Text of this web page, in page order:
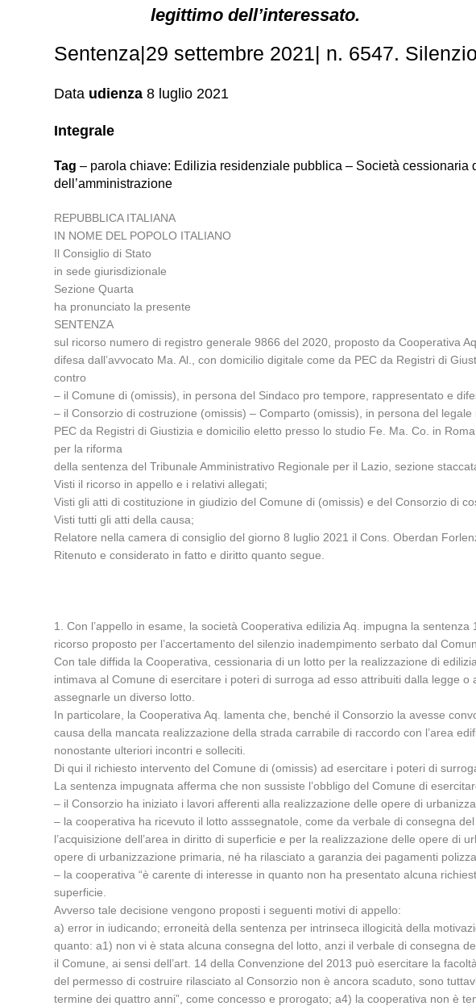
legittimo dell’interessato.
Sentenza|29 settembre 2021| n. 6547.
Data udienza 8 luglio 2021
Integrale
Tag – parola chiave: Edilizia residenziale pubblica – Società
dell’amministrazione
REPUBBLICA ITALIANA
IN NOME DEL POPOLO ITALIANO
Il Consiglio di Stato
in sede giurisdizionale
Sezione Quarta
ha pronunciato la presente
SENTENZA
sul ricorso numero di registro generale 9866 del 2020, proposto da Cooperativa
difesa dall’avvocato Ma. Al., con domicilio digitale come da PEC da Registri di
contro
– il Comune di (omissis), in persona del Sindaco pro tempore, rappresentato e
– il Consorzio di costruzione (omissis) – Comparto (omissis), in persona del
PEC da Registri di Giustizia e domicilio eletto presso lo studio Fe. Ma. Co. in
per la riforma
della sentenza del Tribunale Amministrativo Regionale per il Lazio, sezione
Visti il ricorso in appello e i relativi allegati;
Visti gli atti di costituzione in giudizio del Comune di (omissis) e del Consorzio di
Visti tutti gli atti della causa;
Relatore nella camera di consiglio del giorno 8 luglio 2021 il Cons. Oberdan
Ritenuto e considerato in fatto e diritto quanto segue.
1. Con l’appello in esame, la società Cooperativa edilizia Aq. impugna la
ricorso proposto per l’accertamento del silenzio inadempimento serbato dal
Con tale diffida la Cooperativa, cessionaria di un lotto per la realizzazione di
intimava al Comune di esercitare i poteri di surroga ad esso attribuiti dalla legge
assegnarle un diverso lotto.
In particolare, la Cooperativa Aq. lamenta che, benché il Consorzio la avesse
causa della mancata realizzazione della strada carrabile di raccordo con l’area
nonostante ulteriori incontri e solleciti.
Di qui il richiesto intervento del Comune di (omissis) ad esercitare i poteri di
La sentenza impugnata afferma che non sussiste l’obbligo del Comune di
– il Consorzio ha iniziato i lavori afferenti alla realizzazione delle opere di
– la cooperativa ha ricevuto il lotto asssegnatole, come da verbale di consegna
l’acquisizione dell’area in diritto di superficie e per la realizzazione delle opere
opere di urbanizzazione primaria, né ha rilasciato a garanzia dei pagamenti
– la cooperativa “è carente di interesse in quanto non ha presentato alcuna
superficie.
Avverso tale decisione vengono proposti i seguenti motivi di appello:
a) error in iudicando; erroneità della sentenza per intrinseca illogicità della
quanto: a1) non vi è stata alcuna consegna del lotto, anzi il verbale di consegna
il Comune, ai sensi dell’art. 14 della Convenzione del 2013 può esercitare la
del permesso di costruire rilasciato al Consorzio non è ancora scaduto, sono
termine dei quattro anni”, come concesso e prorogato; a4) la cooperativa non è